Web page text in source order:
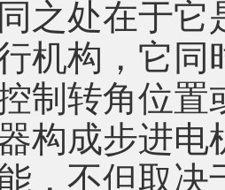
之处在于
机构，它
制转角位
构成步进
，不但取